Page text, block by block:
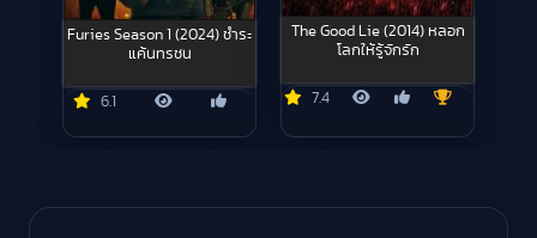
Furies Season 1 (2024) ชำระ
แค้นทรชน
6.1
The Good Lie (2014) หลอก
โลกให้รู้จักรัก
7.4